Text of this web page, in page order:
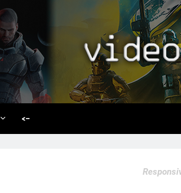
<–